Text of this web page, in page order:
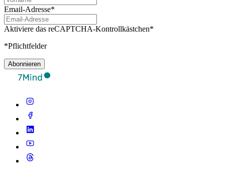
Email-Adresse*
Aktiviere das reCAPTCHA-Kontrollkästchen*
*Pflichtfelder
Abonnieren